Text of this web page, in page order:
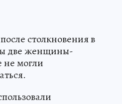
столкновения в
две женщины-
не могли